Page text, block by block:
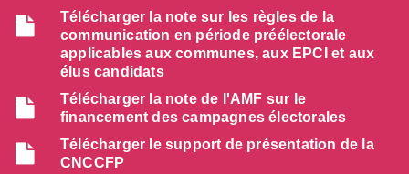
Télécharger la note sur les règles de la
communication en période préélectorale
applicables aux communes, aux EPCI et aux
élus candidats
Télécharger la note de l'AMF sur le
financement des campagnes électorales
Télécharger le support de présentation de la
CNCCFP